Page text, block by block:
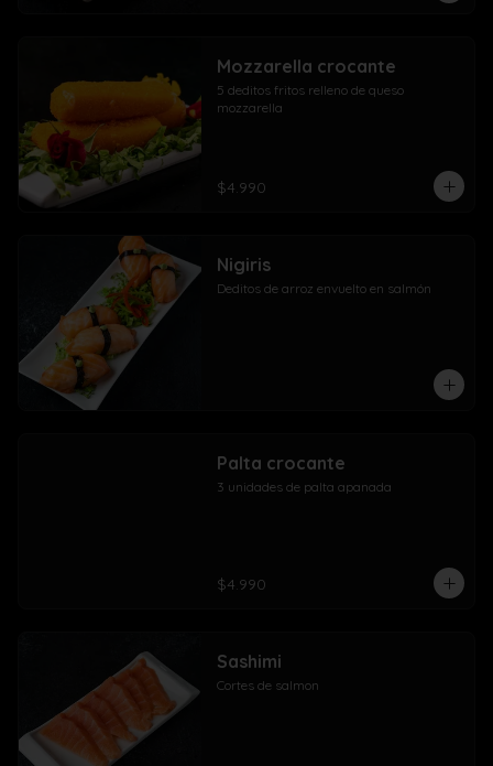
Mozzarella crocante
5 deditos fritos relleno de queso
mozzarella
$4.990
Nigiris
Deditos de arroz envuelto en salmón
Palta crocante
3 unidades de palta apanada
$4.990
Sashimi
Cortes de salmon